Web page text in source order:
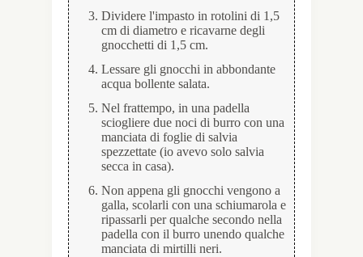
Dividere l'impasto in rotolini di 1,5
cm di diametro e ricavarne degli
gnocchetti di 1,5 cm.
Lessare gli gnocchi in abbondante
acqua bollente salata.
Nel frattempo, in una padella
sciogliere due noci di burro con una
manciata di foglie di salvia
spezzettate (io avevo solo salvia
secca in casa).
Non appena gli gnocchi vengono a
galla, scolarli con una schiumarola e
ripassarli per qualche secondo nella
padella con il burro unendo qualche
manciata di mirtilli neri.